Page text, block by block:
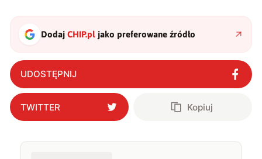
DodajCHIP.pl jako preferowane źródło
UDOSTĘPNIJ
TWITTER Kopiuj